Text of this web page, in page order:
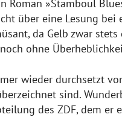
Roman »Stamboul
über eine Lesung
da Gelb zwar
ohne
wieder durchsetzt
sind.
des ZDF, dem er